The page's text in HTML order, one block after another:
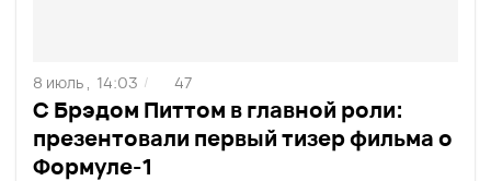
С Брэдом Питтом в главной роли:
презентовали первый тизер фильма о
Формуле-1
8 июль , 14:03 / 47